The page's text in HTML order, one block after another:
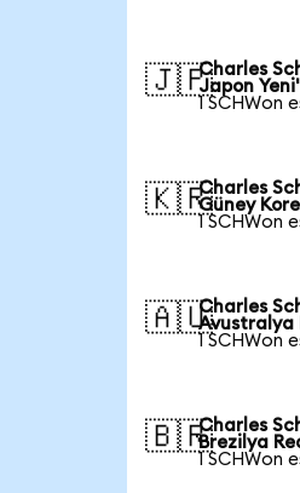
🇯🇵Charles
Japon
1 SCHWon
🇰🇷Charles
Güney
1 SCHWon
🇦🇺Charles
Avustralya
1 SCHWon
🇧🇷Charles
Brezilya
1 SCHWon